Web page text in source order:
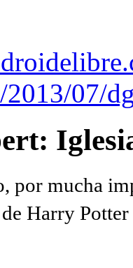
2013/07/
por mucha
Harry